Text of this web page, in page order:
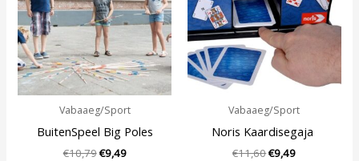
Vabaaeg/Sport
BuitenSpeel Big Poles
€10,79€9,49
Vabaaeg/Sport
Noris Kaardisegaja
€11,60€9,49